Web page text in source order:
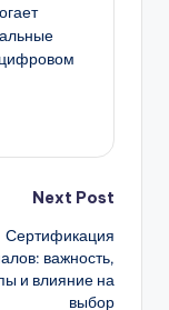
цифровом
Next Post
Сертификация
важность,
и влияние на
выбор